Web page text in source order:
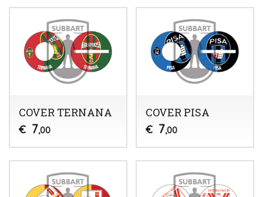
COVER TERNANA
€ 7,00
COVER PISA
€ 7,00